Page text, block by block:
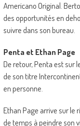
Americano Original.
des opportunités en
suivre dans son bureau.
Penta et Ethan Page
De retour, Penta est sur
de son titre
en personne.
Ethan Page arrive sur le
de temps à peindre son